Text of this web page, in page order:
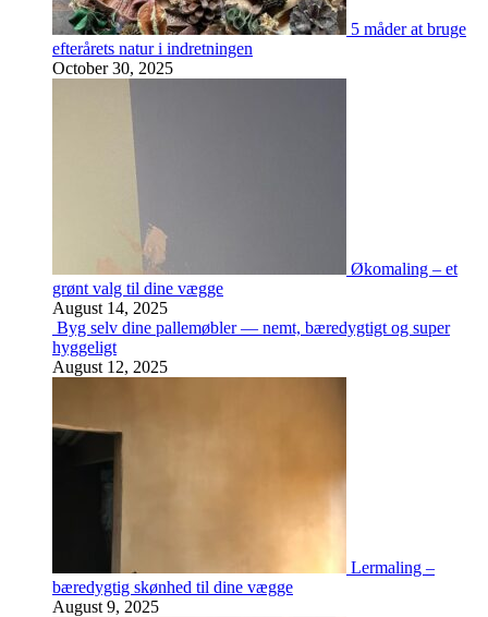
5 måder at bruge
efterårets natur i indretningen
October 30, 2025
Økomaling – et
grønt valg til dine vægge
August 14, 2025
Byg selv dine pallemøbler — nemt, bæredygtigt og super
hyggeligt
August 12, 2025
Lermaling –
bæredygtig skønhed til dine vægge
August 9, 2025